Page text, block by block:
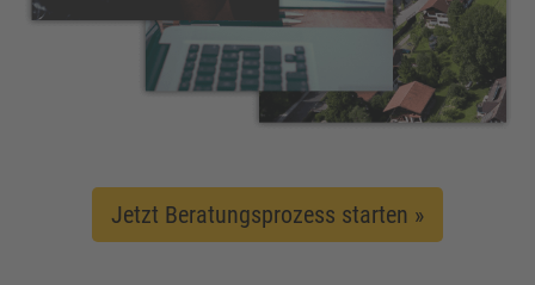
Jetzt Beratungsprozess starten »